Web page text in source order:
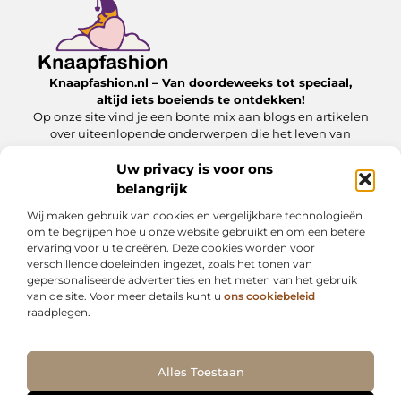
Uw privacy is voor ons
belangrijk
Wij maken gebruik van cookies en vergelijkbare technologieën
om te begrijpen hoe u onze website gebruikt en om een betere
ervaring voor u te creëren. Deze cookies worden voor
verschillende doeleinden ingezet, zoals het tonen van
gepersonaliseerde advertenties en het meten van het gebruik
van de site. Voor meer details kunt u ons cookiebeleid
raadplegen.
Alles Toestaan
Knaapfashion.nl – Van doordeweeks tot speciaal,
altijd iets boeiends te ontdekken!
Op onze site vind je een bonte mix aan blogs en artikelen
over uiteenlopende onderwerpen die het leven van
Onze informatie
Bericht categorie
Cookiebeleid (EU)